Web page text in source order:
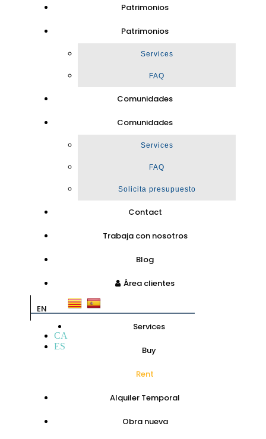
Patrimonios
Patrimonios
Services
FAQ
Comunidades
Comunidades
Services
FAQ
Solicita presupuesto
Contact
Trabaja con nosotros
Blog
Área clientes
EN
CA
ES
Services
Buy
Rent
Alquiler Temporal
Obra nueva